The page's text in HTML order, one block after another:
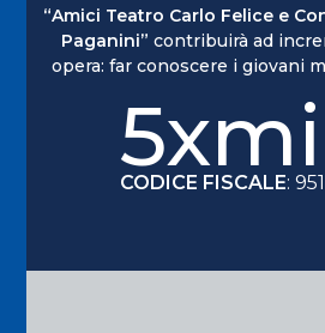
“Amici Teatro Carlo Felice e
Paganini” contribuirà ad
opera: far conoscere i giovani
CODICE FISCALE: